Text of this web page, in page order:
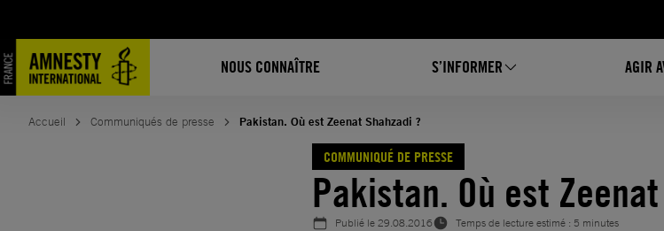
NOUS CONNAÎTRE S’INFORMER AGIR
contenu
Accueil Communiqués de presse Pakistan. Où est Zeenat Shahzadi ?
COMMUNIQUÉ DE PRESSE
Pakistan. Où est
Publié le29.08.2016 Temps de lecture estimé : 5 minutes